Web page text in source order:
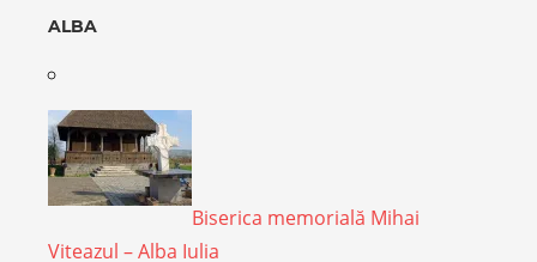
ALBA
Biserica memorială Mihai
Viteazul – Alba Iulia